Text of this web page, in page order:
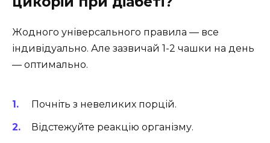
Жодного універсального правила — все
індивідуально. Але зазвичай 1-2 чашки на день
— оптимально.
Почніть з невеликих порцій.
Відстежуйте реакцію організму.